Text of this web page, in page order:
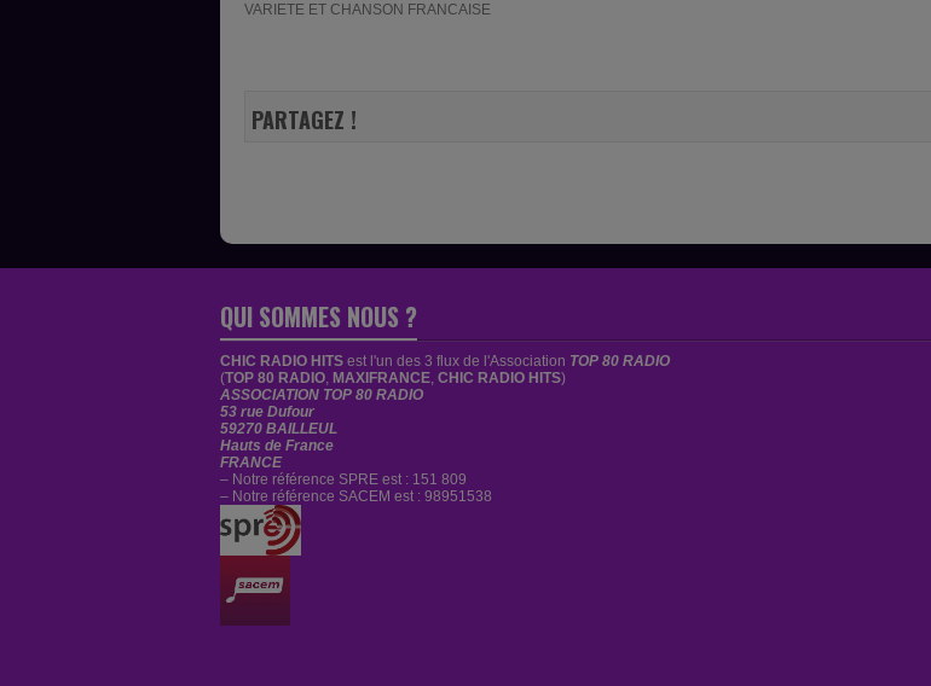
VARIETE ET CHANSON FRANCAISE
PARTAGEZ !
QUI SOMMES NOUS ?
CHIC RADIO HITS est l'un des 3 flux de l'Association TOP 80 RADIO
(TOP 80 RADIO, MAXIFRANCE, CHIC RADIO HITS)
ASSOCIATION TOP 80 RADIO
53 rue Dufour
59270 BAILLEUL
Hauts de France
FRANCE
– Notre référence SPRE est : 151 809
– Notre référence SACEM est : 98951538